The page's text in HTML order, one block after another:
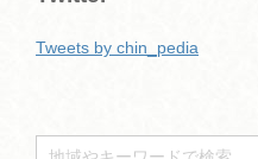
Tweets by chin_pedia